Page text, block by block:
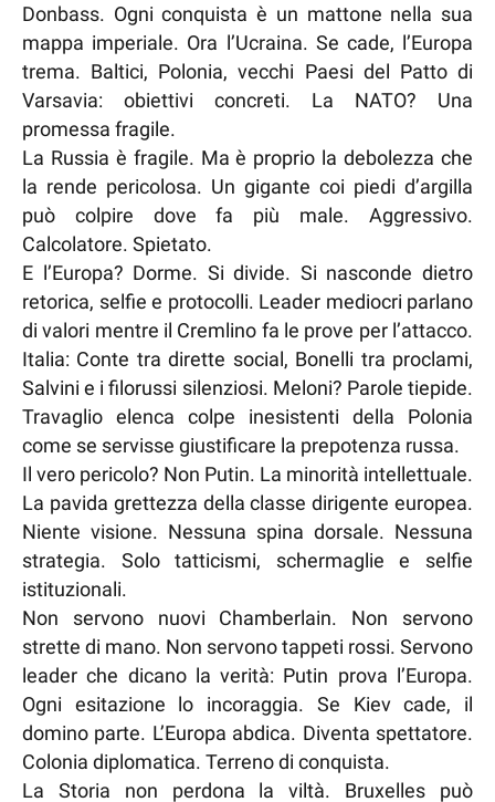
Donbass. Ogni conquista è un mattone nella sua
mappa imperiale. Ora l’Ucraina. Se cade, l’Europa
trema. Baltici, Polonia, vecchi Paesi del Patto di
Varsavia: obiettivi concreti. La NATO? Una
promessa fragile.
La Russia è fragile. Ma è proprio la debolezza che
la rende pericolosa. Un gigante coi piedi d’argilla
può colpire dove fa più male. Aggressivo.
Calcolatore. Spietato.
E l’Europa? Dorme. Si divide. Si nasconde dietro
retorica, selfie e protocolli. Leader mediocri parlano
di valori mentre il Cremlino fa le prove per l’attacco.
Italia: Conte tra dirette social, Bonelli tra proclami,
Salvini e i filorussi silenziosi. Meloni? Parole tiepide.
Travaglio elenca colpe inesistenti della Polonia
come se servisse giustificare la prepotenza russa.
Il vero pericolo? Non Putin. La minorità intellettuale.
La pavida grettezza della classe dirigente europea.
Niente visione. Nessuna spina dorsale. Nessuna
strategia. Solo tatticismi, schermaglie e selfie
istituzionali.
Non servono nuovi Chamberlain. Non servono
strette di mano. Non servono tappeti rossi. Servono
leader che dicano la verità: Putin prova l’Europa.
Ogni esitazione lo incoraggia. Se Kiev cade, il
domino parte. L’Europa abdica. Diventa spettatore.
Colonia diplomatica. Terreno di conquista.
La Storia non perdona la viltà. Bruxelles può